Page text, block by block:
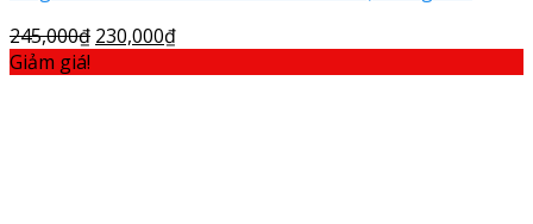
245,000₫ 230,000₫
Giảm giá!